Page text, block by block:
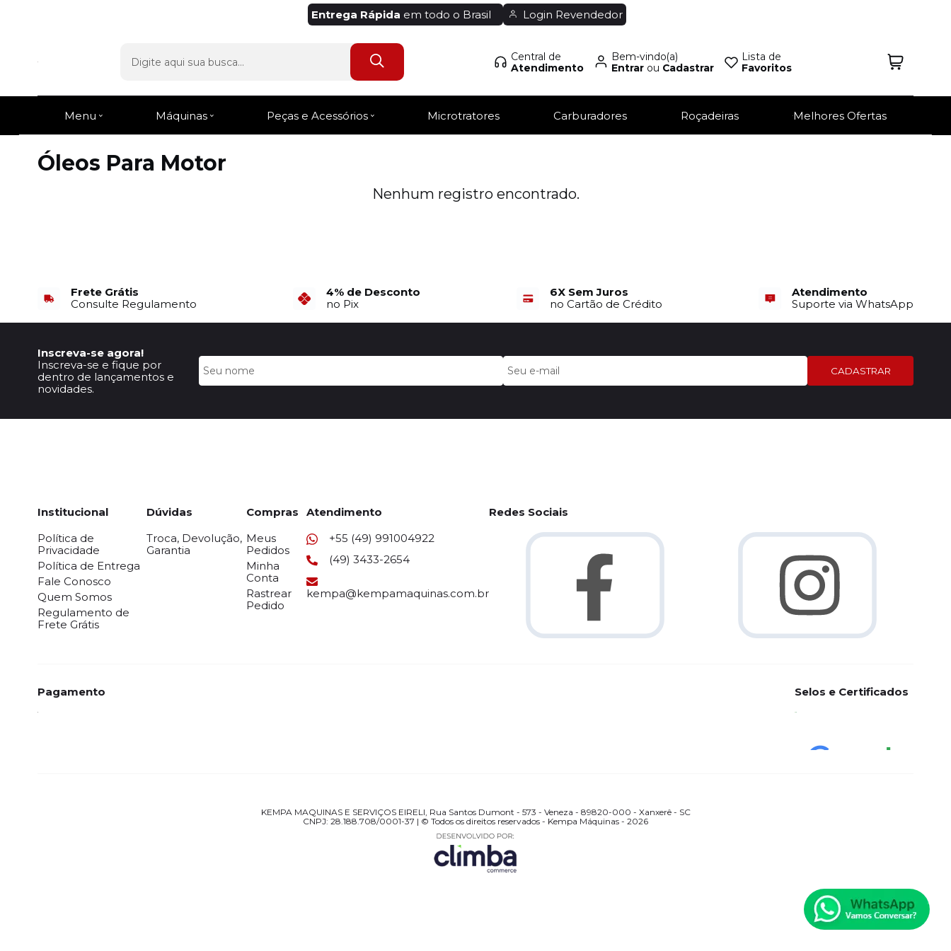
Entrega Rápida em todo o Brasil Login Revendedor
Central de
Atendimento
Bem-vindo(a)
Entrarou Cadastrar
Lista de
Favoritos
Menu Máquinas Peças e Acessórios Microtratores Carburadores Roçadeiras Melhores Ofertas
Óleos Para Motor
Nenhum registro encontrado.
Frete Grátis
Consulte Regulamento
4% de Desconto
no Pix
6X Sem Juros
no Cartão de Crédito
Atendimento
Suporte via WhatsApp
Inscreva-se agora!
Inscreva-se e fique por
dentro de lançamentos e
novidades.
CADASTRAR
Institucional
Política de
Privacidade
Política de Entrega
Fale Conosco
Quem Somos
Regulamento de
Frete Grátis
Dúvidas
Troca, Devolução,
Garantia
Compras
Meus
Pedidos
Minha
Conta
Rastrear
Pedido
Atendimento
+55 (49) 991004922
(49) 3433-2654
kempa@kempamaquinas.com.br
Redes Sociais
Pagamento Selos e Certificados
KEMPA MAQUINAS E SERVIÇOS EIRELI, Rua Santos Dumont - 573 - Veneza - 89820-000 - Xanxerê - SC
CNPJ: 28.188.708/0001-37 | © Todos os direitos reservados - Kempa Máquinas - 2026